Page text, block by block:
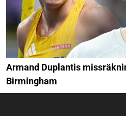
Armand Duplantis
Birmingham